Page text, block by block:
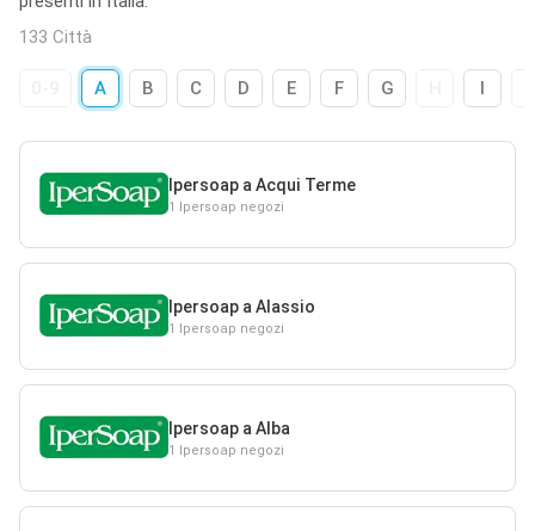
133 Città
A B C D E F G I
Ipersoap a Acqui Terme
1 Ipersoap negozi
Ipersoap a Alassio
1 Ipersoap negozi
Ipersoap a Alba
1 Ipersoap negozi